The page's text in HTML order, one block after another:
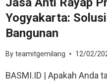
Yogyakarta:
Bangunan
By teamitgemilang 12/02/
BASMI.ID | Apakah Anda